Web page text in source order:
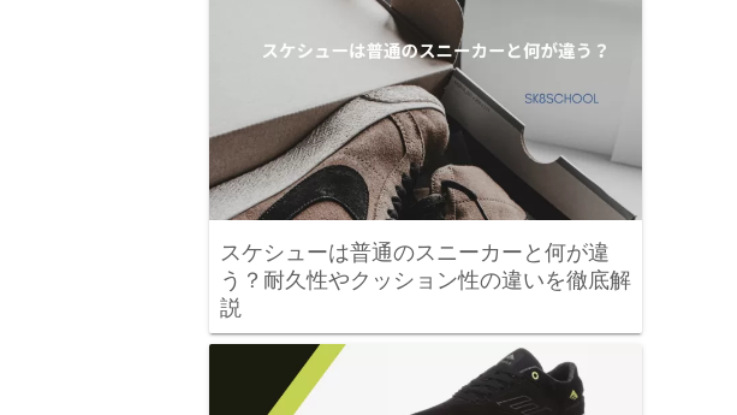
スケシューは普通のスニーカーと何が違
う？耐久性やクッション性の違いを徹底解
説